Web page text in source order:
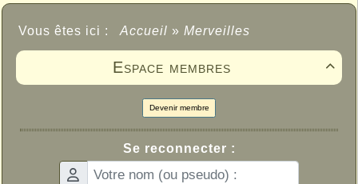
Vous êtes ici : Accueil » Merveilles

Espace membres
Devenir membre
Se reconnecter :